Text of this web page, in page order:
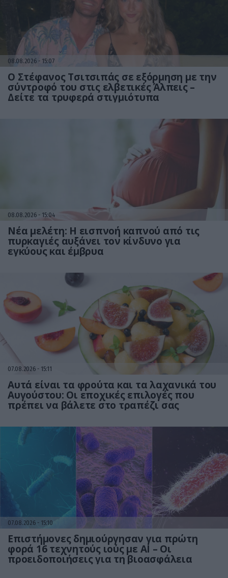
08.08.2026 15:07
Ο Στέφανος Τσιτσιπάς σε εξόρμηση με την
σύντροφό του στις ελβετικές Άλπεις –
Δείτε τα τρυφερά στιγμιότυπα
08.08.2026 15:04
Νέα μελέτη: Η εισπνοή καπνού από τις
πυρκαγιές αυξάνει τον κίνδυνο για
εγκύους και έμβρυα
07.08.2026 15:11
Αυτά είναι τα φρούτα και τα λαχανικά του
Αυγούστου: Οι εποχικές επιλογές που
πρέπει να βάλετε στο τραπέζι σας
07.08.2026 15:10
Επιστήμονες δημιούργησαν για πρώτη
φορά 16 τεχνητούς ιούς με AI – Οι
προειδοποιήσεις για τη βιοασφάλεια